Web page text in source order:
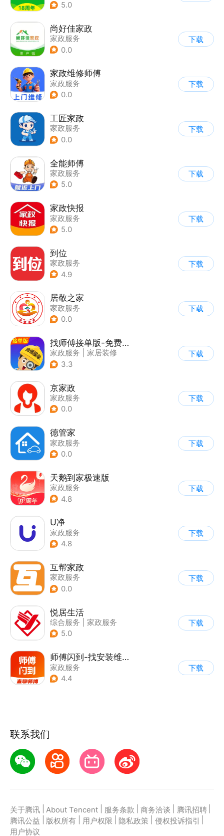
5.0
尚好佳家政
家政服务
0.0
下载
家政维修师傅
家政服务
0.0
下载
工匠家政
家政服务
0.0
下载
全能师傅
家政服务
5.0
下载
家政快报
家政服务
5.0
下载
到位
家政服务
4.9
下载
居敬之家
家政服务
0.0
下载
找师傅接单版-免费派单接单
家政服务
家居装修
3.3
下载
京家政
家政服务
0.0
下载
德管家
家政服务
0.0
下载
天鹅到家极速版
家政服务
4.8
下载
U净
家政服务
4.8
下载
互帮家政
家政服务
0.0
下载
悦居生活
综合服务
家政服务
5.0
下载
师傅闪到-找安装维修师傅接单上门服务平台
家政服务
4.4
下载
联系我们
关于腾讯 About Tencent 服务条款 商务洽谈 腾讯招聘
腾讯公益
版权所有 用户权限 隐私政策 侵权投诉指引
用户协议